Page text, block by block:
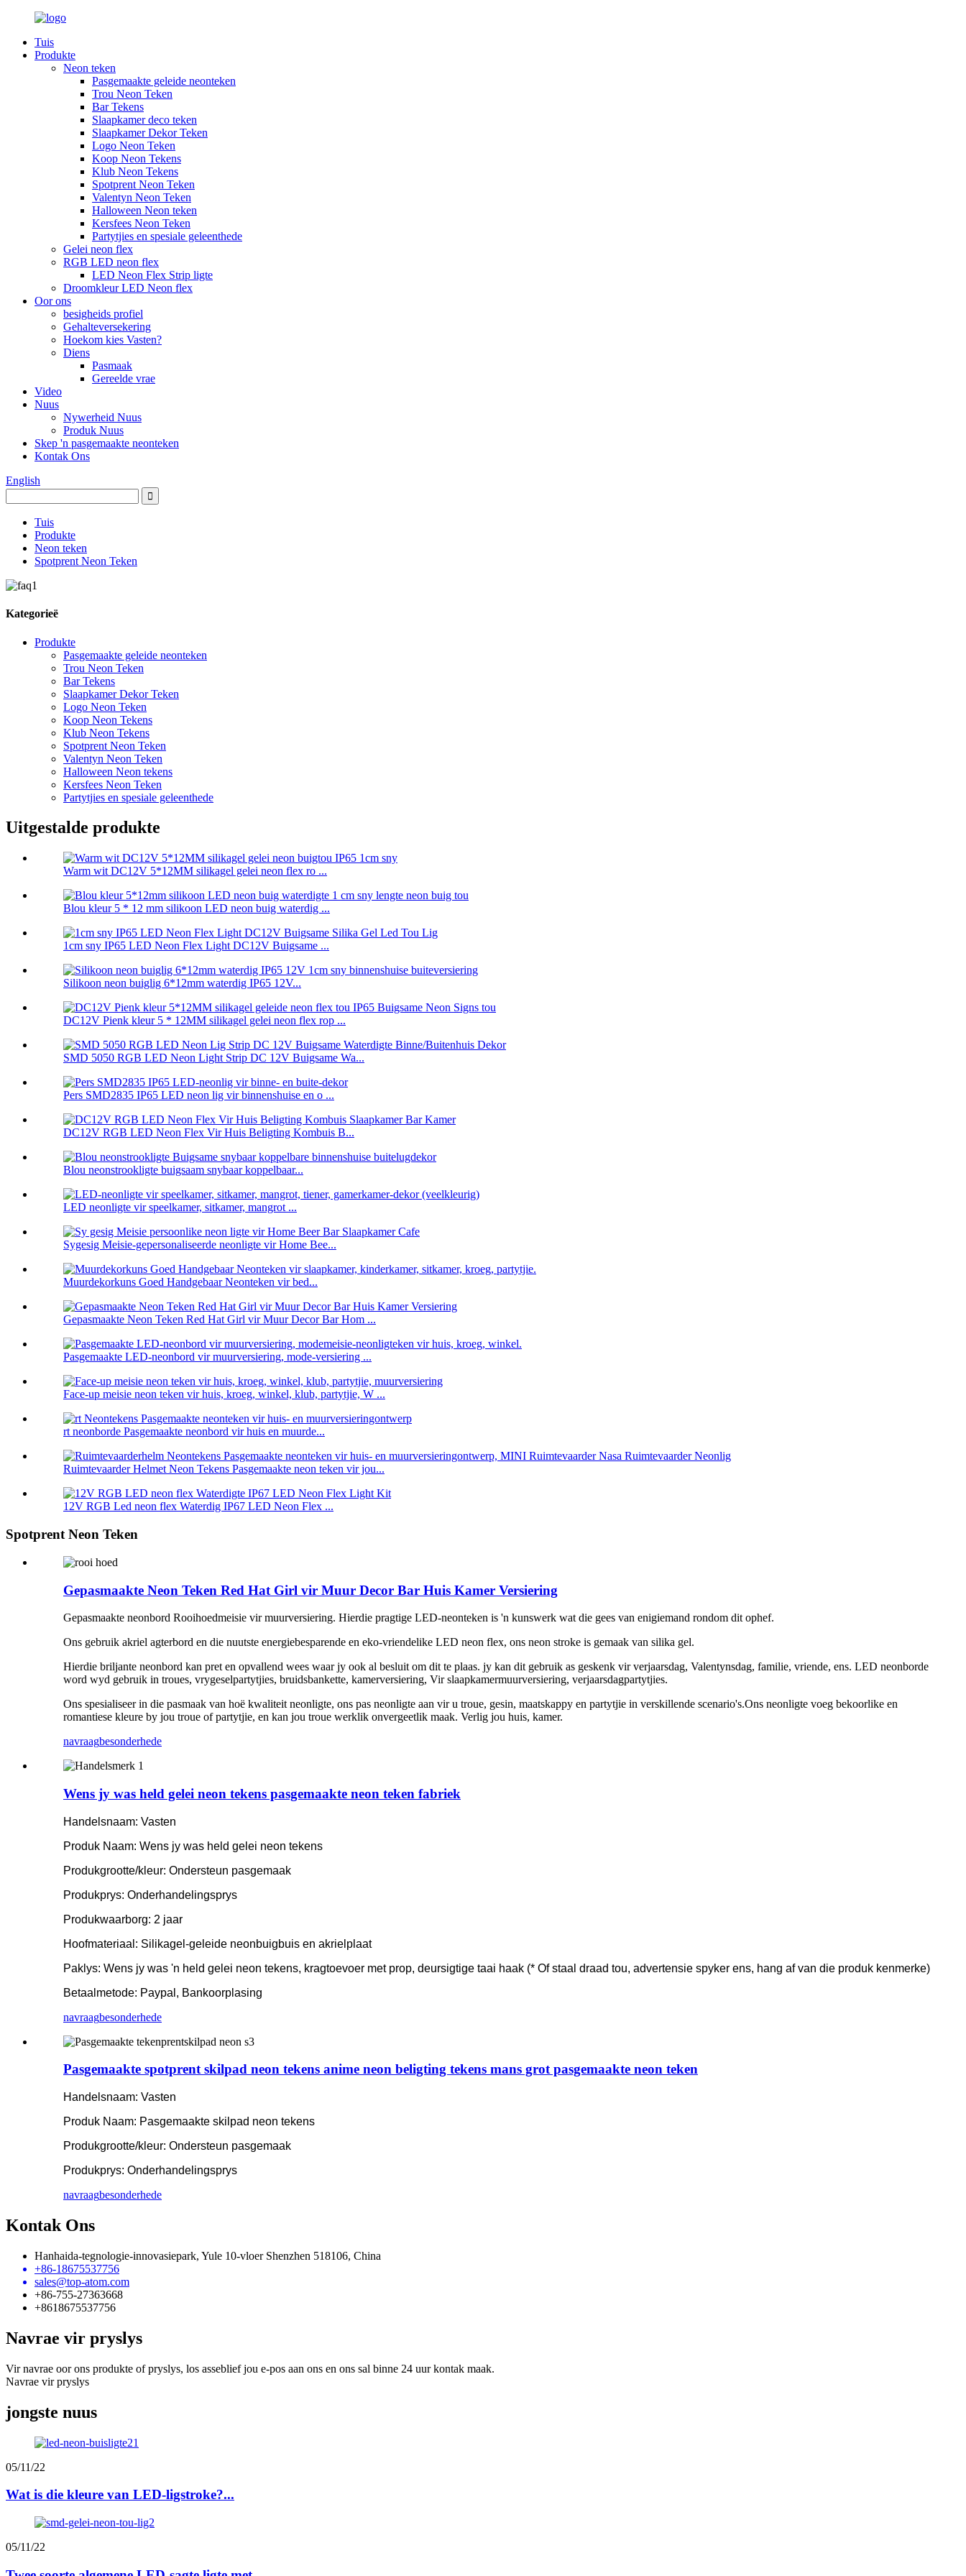
Tuis
Produkte
Neon teken
Pasgemaakte geleide neonteken
Trou Neon Teken
Bar Tekens
Slaapkamer deco teken
Slaapkamer Dekor Teken
Logo Neon Teken
Koop Neon Tekens
Klub Neon Tekens
Spotprent Neon Teken
Valentyn Neon Teken
Halloween Neon teken
Kersfees Neon Teken
Partytjies en spesiale geleenthede
Gelei neon flex
RGB LED neon flex
LED Neon Flex Strip ligte
Droomkleur LED Neon flex
Oor ons
besigheids profiel
Gehalteversekering
Hoekom kies Vasten?
Diens
Pasmaak
Gereelde vrae
Video
Nuus
Nywerheid Nuus
Produk Nuus
Skep 'n pasgemaakte neonteken
Kontak Ons
English
Tuis
Produkte
Neon teken
Spotprent Neon Teken
Kategorieë
Produkte
Pasgemaakte geleide neonteken
Trou Neon Teken
Bar Tekens
Slaapkamer Dekor Teken
Logo Neon Teken
Koop Neon Tekens
Klub Neon Tekens
Spotprent Neon Teken
Valentyn Neon Teken
Halloween Neon tekens
Kersfees Neon Teken
Partytjies en spesiale geleenthede
Uitgestalde produkte
Warm wit DC12V 5*12MM silikagel gelei neon flex ro ...
Blou kleur 5 * 12 mm silikoon LED neon buig waterdig ...
1cm sny IP65 LED Neon Flex Light DC12V Buigsame ...
Silikoon neon buiglig 6*12mm waterdig IP65 12V...
DC12V Pienk kleur 5 * 12MM silikagel gelei neon flex rop ...
SMD 5050 RGB LED Neon Light Strip DC 12V Buigsame Wa...
Pers SMD2835 IP65 LED neon lig vir binnenshuise en o ...
DC12V RGB LED Neon Flex Vir Huis Beligting Kombuis B...
Blou neonstrookligte buigsaam snybaar koppelbaar...
LED neonligte vir speelkamer, sitkamer, mangrot ...
Sygesig Meisie-gepersonaliseerde neonligte vir Home Bee...
Muurdekorkuns Goed Handgebaar Neonteken vir bed...
Gepasmaakte Neon Teken Red Hat Girl vir Muur Decor Bar Hom ...
Pasgemaakte LED-neonbord vir muurversiering, mode-versiering ...
Face-up meisie neon teken vir huis, kroeg, winkel, klub, partytjie, W ...
rt neonborde Pasgemaakte neonbord vir huis en muurde...
Ruimtevaarder Helmet Neon Tekens Pasgemaakte neon teken vir jou...
12V RGB Led neon flex Waterdig IP67 LED Neon Flex ...
Spotprent Neon Teken
Gepasmaakte Neon Teken Red Hat Girl vir Muur Decor Bar Huis Kamer Versiering
Gepasmaakte neonbord Rooihoedmeisie vir muurversiering. Hierdie pragtige LED-neonteken is 'n kunswerk wat die gees van enigiemand rondom dit ophef.
Ons gebruik akriel agterbord en die nuutste energiebesparende en eko-vriendelike LED neon flex, ons neon stroke is gemaak van silika gel.
Hierdie briljante neonbord kan pret en opvallend wees waar jy ook al besluit om dit te plaas. jy kan dit gebruik as geskenk vir verjaarsdag, Valentynsdag, familie, vriende, ens. LED neonborde
word wyd gebruik in troues, vrygeselpartytjies, bruidsbankette, kamerversiering, Vir slaapkamermuurversiering, verjaarsdagpartytjies.
Ons spesialiseer in die pasmaak van hoë kwaliteit neonligte, ons pas neonligte aan vir u troue, gesin, maatskappy en partytjie in verskillende scenario's.Ons neonligte voeg bekoorlike en
romantiese kleure by jou troue of partytjie, en kan jou troue werklik onvergeetlik maak. Verlig jou huis, kamer.
navraagbesonderhede
Wens jy was held gelei neon tekens pasgemaakte neon teken fabriek
Handelsnaam: Vasten
Produk Naam: Wens jy was held gelei neon tekens
Produkgrootte/kleur: Ondersteun pasgemaak
Produkprys: Onderhandelingsprys
Produkwaarborg: 2 jaar
Hoofmateriaal: Silikagel-geleide neonbuigbuis en akrielplaat
Paklys: Wens jy was 'n held gelei neon tekens, kragtoevoer met prop, deursigtige taai haak (* Of staal draad tou, advertensie spyker ens, hang af van die produk kenmerke)
Betaalmetode: Paypal, Bankoorplasing
navraagbesonderhede
Pasgemaakte spotprent skilpad neon tekens anime neon beligting tekens mans grot pasgemaakte neon teken
Handelsnaam: Vasten
Produk Naam: Pasgemaakte skilpad neon tekens
Produkgrootte/kleur: Ondersteun pasgemaak
Produkprys: Onderhandelingsprys
navraagbesonderhede
Kontak Ons
Hanhaida-tegnologie-innovasiepark, Yule 10-vloer Shenzhen 518106, China
+86-18675537756
sales@top-atom.com
+86-755-27363668
+8618675537756
Navrae vir pryslys
Vir navrae oor ons produkte of pryslys, los asseblief jou e-pos aan ons en ons sal binne 24 uur kontak maak.
Navrae vir pryslys
jongste nuus
05/11/22
Wat is die kleure van LED-ligstroke?...
05/11/22